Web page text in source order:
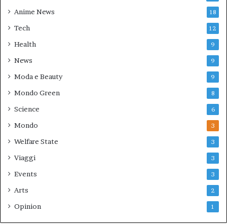
Anime News 18
Tech 12
Health 9
News 9
Moda e Beauty 9
Mondo Green 8
Science 6
Mondo 3
Welfare State 3
Viaggi 3
Events 3
Arts 2
Opinion 1